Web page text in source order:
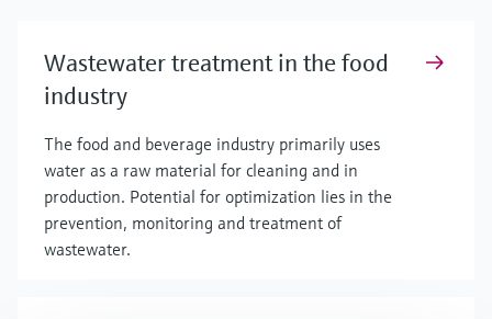
Wastewater treatment in the food
industry
The food and beverage industry primarily uses
water as a raw material for cleaning and in
production. Potential for optimization lies in the
prevention, monitoring and treatment of
wastewater.